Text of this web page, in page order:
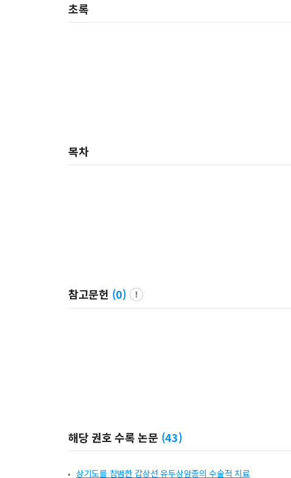
초록
목차
참고문헌 (0)
해당 권호 수록 논문 (43)
상기도를 침범한 갑상선 유두상암종의 수술적 치료